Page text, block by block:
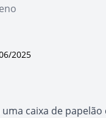
2025
caixa de